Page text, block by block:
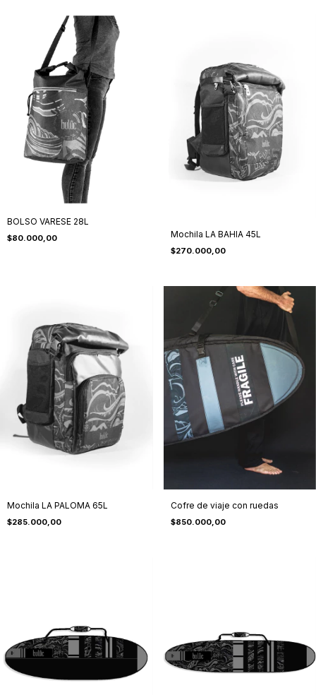
BOLSO VARESE 28L
$80.000,00 Mochila LA BAHIA 45L
$270.000,00
Mochila LA PALOMA 65L
$285.000,00
Cofre de viaje con ruedas
$850.000,00